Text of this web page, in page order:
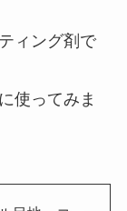
ィング剤で
使ってみま